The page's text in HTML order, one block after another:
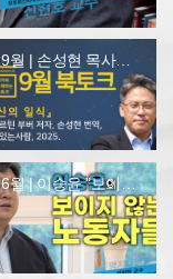
북토크 | 9월 | 손성현 목사와 함께하…
북터뷰 | 6월 | 이승윤 "보이지 않는…